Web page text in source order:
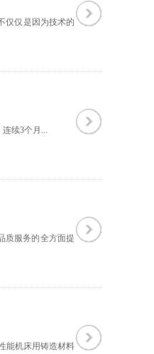
仅仅是因为技术的
续3个月...
质服务的全方面提
能机床用铸造材料